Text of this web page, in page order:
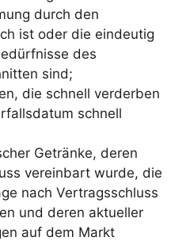
durch den
ist oder die eindeutig
des
sind;
die schnell verderben
schnell
Getränke, deren
vereinbart wurde, die
nach Vertragsschluss
und deren aktueller
auf dem Markt